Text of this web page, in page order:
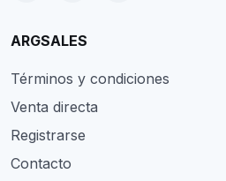
ARGSALES
Términos y condiciones
Venta directa
Registrarse
Contacto